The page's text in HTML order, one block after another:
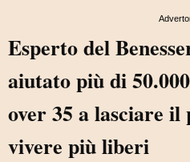
Esperto del
aiutato più di
over 35 a lasciare
vivere più liberi